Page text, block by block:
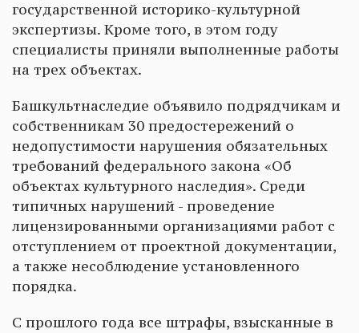
государственной историко-культурной
экспертизы. Кроме того, в этом году
специалисты приняли выполненные работы
на трех объектах.
Башкультнаследие объявило подрядчикам и
собственникам 30 предостережений о
недопустимости нарушения обязательных
требований федерального закона «Об
объектах культурного наследия». Среди
типичных нарушений - проведение
лицензированными организациями работ с
отступлением от проектной документации,
а также несоблюдение установленного
порядка.
С прошлого года все штрафы, взысканные в